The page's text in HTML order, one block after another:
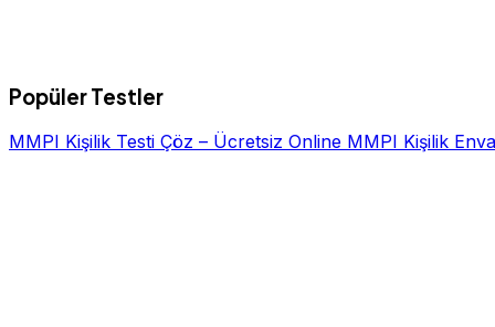
Popüler Testler
MMPI Kişilik Testi Çöz – Ücretsiz Online MMPI Kişilik